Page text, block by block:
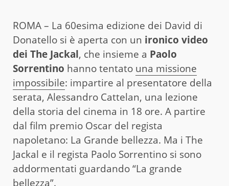
ROMA – La 60esima edizione dei David di
Donatello si è aperta con un ironico video
dei The Jackal, che insieme a Paolo
Sorrentino hanno tentato una missione
impossibile: impartire al presentatore della
serata, Alessandro Cattelan, una lezione
della storia del cinema in 18 ore. A partire
dal film premio Oscar del regista
napoletano: La Grande bellezza. Ma i The
Jackal e il regista Paolo Sorrentino si sono
addormentati guardando “La grande
bellezza”.